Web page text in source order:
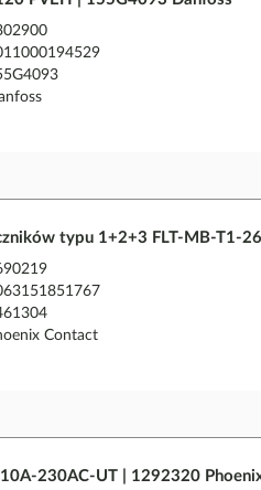
typu 1+2+3 FLT-MB-T1-
Contact
230AC-UT | 1292320